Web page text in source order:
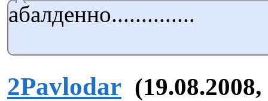
абалденно..............
2Pavlodar